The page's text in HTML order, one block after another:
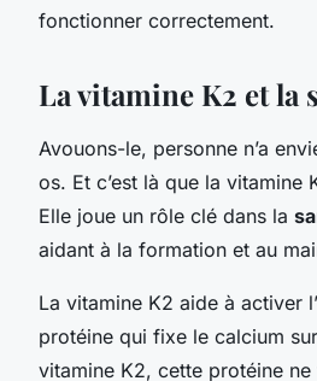
fonctionner correctement.
La vitamine K2 et la
Avouons-le, personne n’a
os. Et c’est là que la vitamine
Elle joue un rôle clé dans la
aidant à la formation et au
La vitamine K2 aide à activer
protéine qui fixe le calcium
vitamine K2, cette protéine